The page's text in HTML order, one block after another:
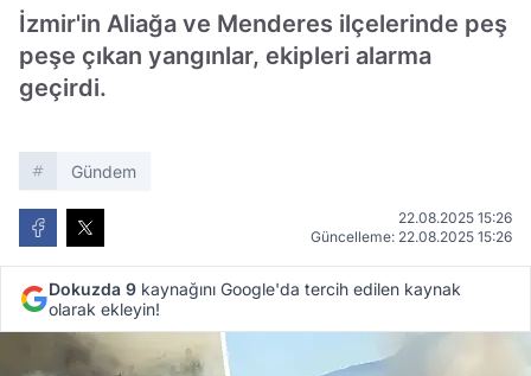
İzmir'in Aliağa ve Menderes ilçelerinde peş
peşe çıkan yangınlar, ekipleri alarma
geçirdi.
Gündem
22.08.2025 15:26
Güncelleme: 22.08.2025 15:26
Dokuzda 9 kaynağını Google'da tercih edilen kaynak
olarak ekleyin!